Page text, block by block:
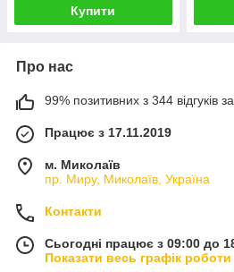
Купити
Про нас
99% позитивних з 344 відгуків за
Працює з 17.11.2019
м. Миколаїв
пр. Миру, Миколаїв, Україна
Контакти
Сьогодні працює з 09:00 до
Показати весь графік роботи